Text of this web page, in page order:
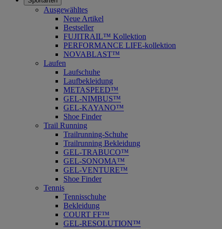
Ausgewähltes
Neue Artikel
Bestseller
FUJITRAIL™ Kollektion
PERFORMANCE LIFE-kollektion
NOVABLAST™
Laufen
Laufschuhe
Laufbekleidung
METASPEED™
GEL-NIMBUS™
GEL-KAYANO™
Shoe Finder
Trail Running
Trailrunning-Schuhe
Trailrunning Bekleidung
GEL-TRABUCO™
GEL-SONOMA™
GEL-VENTURE™
Shoe Finder
Tennis
Tennisschuhe
Bekleidung
COURT FF™
GEL-RESOLUTION™